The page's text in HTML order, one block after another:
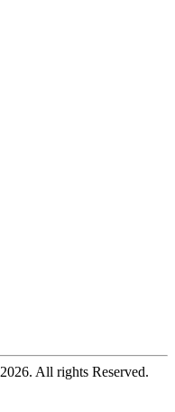
2026. All rights Reserved.